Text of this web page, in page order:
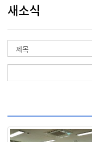
새소식